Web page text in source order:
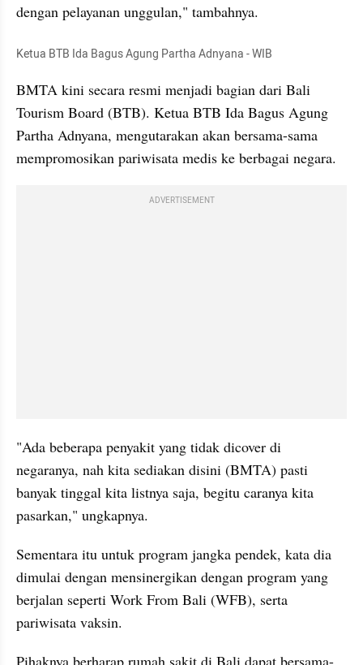
dengan pelayanan unggulan," tambahnya.
Ketua BTB Ida Bagus Agung Partha Adnyana - WIB
BMTA kini secara resmi menjadi bagian dari Bali
Tourism Board (BTB). Ketua BTB Ida Bagus Agung
Partha Adnyana, mengutarakan akan bersama-sama
mempromosikan pariwisata medis ke berbagai negara.
ADVERTISEMENT
"Ada beberapa penyakit yang tidak dicover di
negaranya, nah kita sediakan disini (BMTA) pasti
banyak tinggal kita listnya saja, begitu caranya kita
pasarkan," ungkapnya.
Sementara itu untuk program jangka pendek, kata dia
dimulai dengan mensinergikan dengan program yang
berjalan seperti Work From Bali (WFB), serta
pariwisata vaksin.